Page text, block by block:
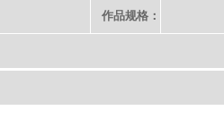
作品规格：